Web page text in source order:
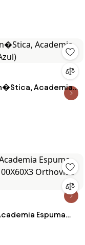
Academia
Espuma
Orthovida